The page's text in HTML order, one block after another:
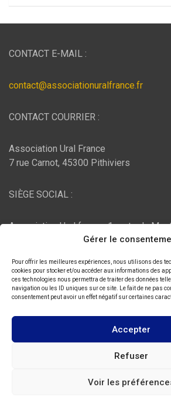
Gérer le
Pour offrir les meilleures expériences, nous utilisons des
cookies pour stocker et/ou accéder aux informations des
ces technologies nous permettra de traiter des données
navigation ou les ID uniques sur ce site. Le fait de ne pas
consentement peut avoir un effet négatif sur certaines
Accepter
Refuser
Voir les
CONTACT E-MAIL :
contact@associationuralfrance.fr
CONTACT COURRIER :
Association Ural France
7 rue Carnot, 45300 Pithiviers
SIÈGE SOCIAL :
Association Ural france, 1 route du
Bujaleuf, 87460 Bujaleuf
HÉBERGEMENT :
, Chemin des Pardiaux,
ASSOCIATION
Fièrement propulsé par :